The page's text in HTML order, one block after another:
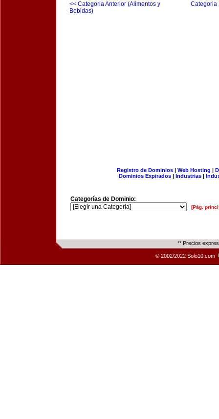
<< Categoria Anterior (Alimentos y
Bebidas)
Categoria
Registro de Dominios| Web Hosting |
Dominios Expirados | Industrias |
Categorías de Dominio:
[Pág.
** Precios
© 2002/2022 Solo10.com